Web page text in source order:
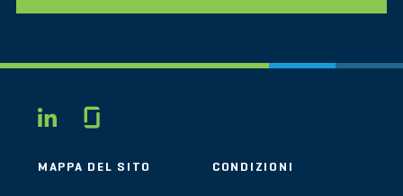
LINKEDIN
MAPPA DEL SITO CONDIZIONI